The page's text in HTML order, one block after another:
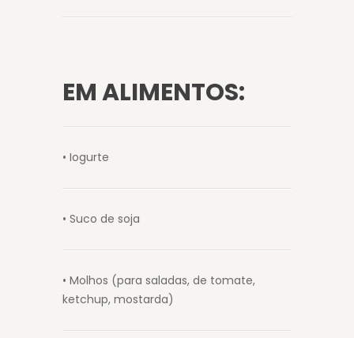
EM ALIMENTOS:
• Iogurte
• Suco de soja
• Molhos (para saladas, de tomate,
ketchup, mostarda)